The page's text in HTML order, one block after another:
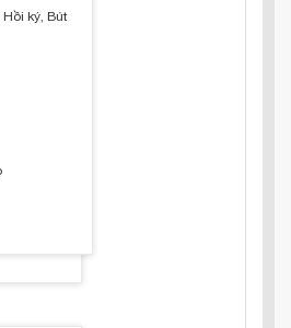
ký, Bút